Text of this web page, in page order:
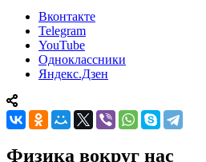
Вконтакте
Telegram
YouTube
Одноклассники
Яндекс.Дзен
Физика вокруг нас